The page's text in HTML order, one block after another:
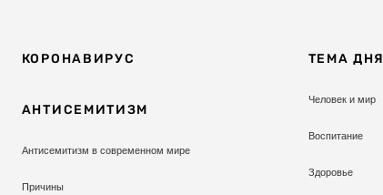
КОРОНАВИРУС
АНТИСЕМИТИЗМ
Антисемитизм в современном мире
Причины
ТЕМА ДНЯ
Человек и мир
Воспитание
Здоровье